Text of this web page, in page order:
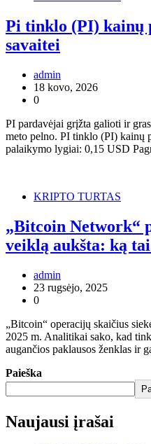
Pi tinklo (PI) kainų
savaitei
admin
18 kovo, 2026
0
PI pardavėjai grįžta galioti ir
meto pelno. PI tinklo (PI) kainų
palaikymo lygiai: 0,15 USD
KRIPTO TURTAS
„Bitcoin Network“
veiklą aukšta: ką
admin
23 rugsėjo, 2025
0
„Bitcoin“ operacijų skaičius
2025 m. Analitikai sako, kad
augančios paklausos ženklas
Paieška
Naujausi įrašai